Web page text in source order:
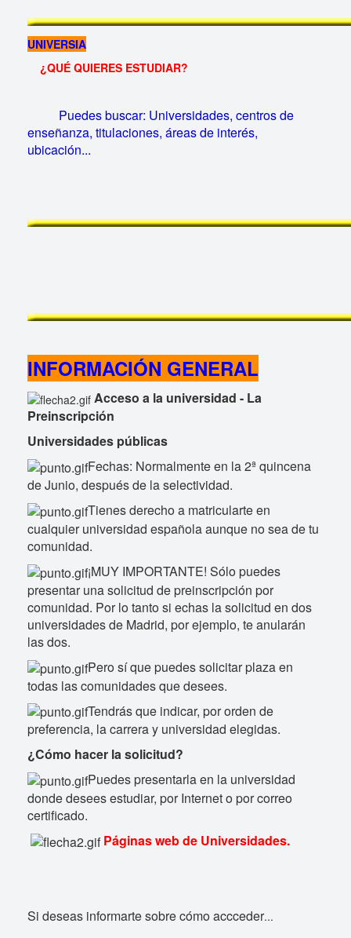
UNIVERSIA
¿QUÉ QUIERES ESTUDIAR?
Puedes buscar: Universidades, centros de
enseñanza, titulaciones, áreas de interés,
ubicación...
INFORMACIÓN GENERAL
Acceso a la universidad - La
Preinscripción
Universidades públicas
Fechas: Normalmente en la 2ª quincena
de Junio, después de la selectividad.
Tienes derecho a matricularte en
cualquier universidad española aunque no sea de tu
comunidad.
¡MUY IMPORTANTE! Sólo puedes
presentar una solicitud de preinscripción por
comunidad. Por lo tanto si echas la solicitud en dos
universidades de Madrid, por ejemplo, te anularán
las dos.
Pero sí que puedes solicitar plaza en
todas las comunidades que desees.
Tendrás que indicar, por orden de
preferencia, la carrera y universidad elegidas.
¿Cómo hacer la solicitud?
Puedes presentarla en la universidad
donde desees estudiar, por Internet o por correo
certificado.
Páginas web de Universidades.
Si deseas informarte sobre cómo accceder...